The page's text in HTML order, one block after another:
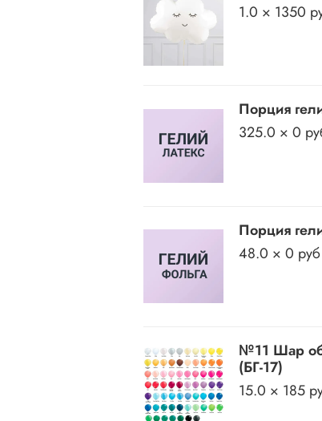
1.0 × 1350
Порция
325.0 × 0
Порция
48.0 × 0 руб
№11 Шар
(БГ-17)
15.0 × 185